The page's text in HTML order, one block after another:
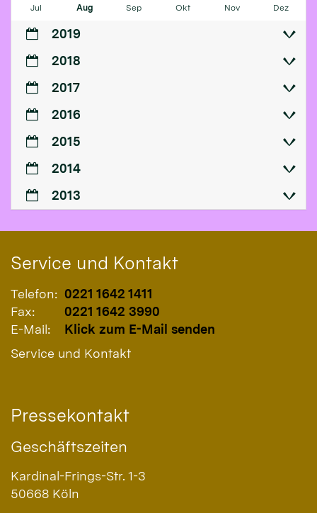
Jul Aug Sep Okt Nov Dez
2019
2018
2017
2016
2015
2014
2013
Service und Kontakt
Telefon: 0221 1642 1411
Fax:
0221 1642 3990
E-Mail:
Klick zum E-Mail senden
Service und Kontakt
Pressekontakt
Geschäftszeiten
Kardinal-Frings-Str. 1-3
50668 Köln